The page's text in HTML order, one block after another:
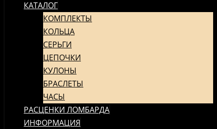
КАТАЛОГ
КОМПЛЕКТЫ
КОЛЬЦА
СЕРЬГИ
ЦЕПОЧКИ
КУЛОНЫ
БРАСЛЕТЫ
ЧАСЫ
РАСЦЕНКИ ЛОМБАРДА
ИНФОРМАЦИЯ